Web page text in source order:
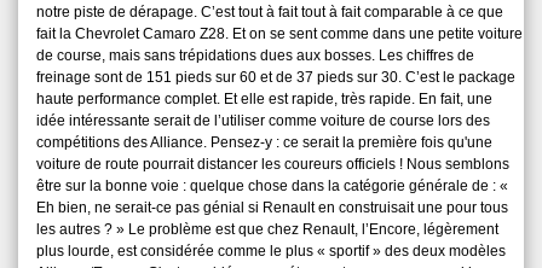
notre piste de dérapage. C’est tout à fait tout à fait comparable à ce que
fait la Chevrolet Camaro Z28. Et on se sent comme dans une petite voiture
de course, mais sans trépidations dues aux bosses. Les chiffres de
freinage sont de 151 pieds sur 60 et de 37 pieds sur 30. C’est le package
haute performance complet. Et elle est rapide, très rapide. En fait, une
idée intéressante serait de l’utiliser comme voiture de course lors des
compétitions des Alliance. Pensez-y : ce serait la première fois qu'une
voiture de route pourrait distancer les coureurs officiels ! Nous semblons
être sur la bonne voie : quelque chose dans la catégorie générale de : «
Eh bien, ne serait-ce pas génial si Renault en construisait une pour tous
les autres ? » Le problème est que chez Renault, l’Encore, légèrement
plus lourde, est considérée comme le plus « sportif » des deux modèles